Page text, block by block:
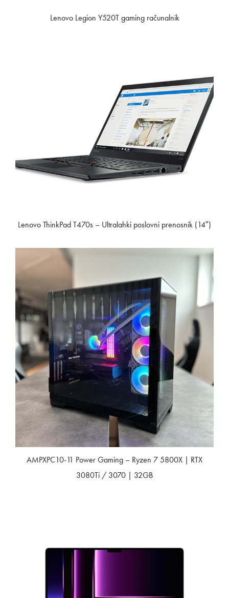
Lenovo Legion Y520T gaming računalnik
Lenovo ThinkPad T470s – Ultralahki poslovni prenosnik (14″)
AMPXPC10-11 Power Gaming – Ryzen 7 5800X | RTX
3080Ti / 3070 | 32GB